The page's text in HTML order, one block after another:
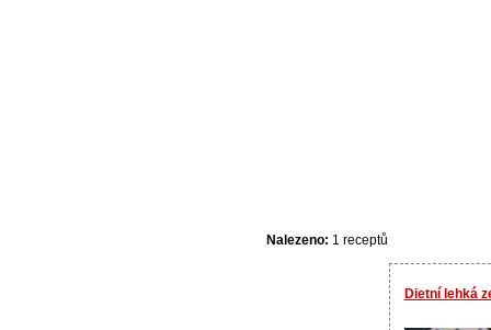
Nalezeno: 1 receptů
Dietní lehká